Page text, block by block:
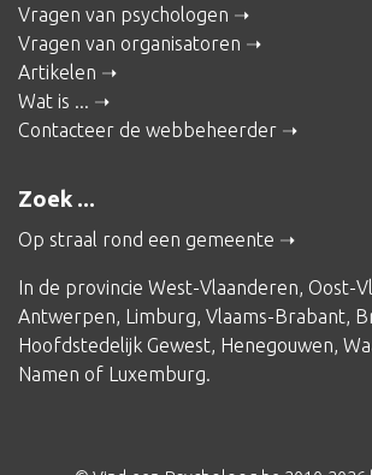
Vragen van psychologen
Vragen van organisatoren
Artikelen
Wat is ...
Contacteer de webbeheerder
Zoek ...
Op straal rond een gemeente
In de provincie West-Vlaanderen, Oost-
Antwerpen, Limburg, Vlaams-Brabant,
Hoofdstedelijk Gewest, Henegouwen,
Namen of Luxemburg.